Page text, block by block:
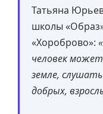
Татьяна
школы
«Хороброво»:
человек
земле,
добрых,